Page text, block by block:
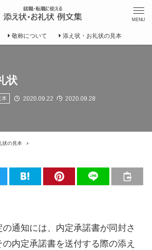
MENU
敬称について 添え状・お礼状の見本
状
本 2020.09.22 2020.09.28
状の見本
通知には、内定承諾書が同封さ
内定承諾書を送付する際の添え